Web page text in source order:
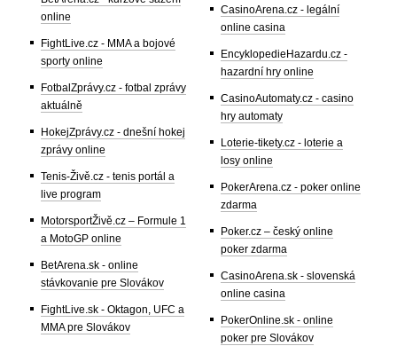
online
FightLive.cz - MMA a bojové
sporty online
FotbalZprávy.cz - fotbal zprávy
aktuálně
HokejZprávy.cz - dnešní hokej
zprávy online
Tenis-Živě.cz - tenis portál a
live program
MotorsportŽivě.cz – Formule 1
a MotoGP online
BetArena.sk - online
stávkovanie pre Slovákov
FightLive.sk - Oktagon, UFC a
MMA pre Slovákov
CasinoArena.cz - legální
online casina
EncyklopedieHazardu.cz -
hazardní hry online
CasinoAutomaty.cz - casino
hry automaty
Loterie-tikety.cz - loterie a
losy online
PokerArena.cz - poker online
zdarma
Poker.cz – český online
poker zdarma
CasinoArena.sk - slovenská
online casina
PokerOnline.sk - online
poker pre Slovákov